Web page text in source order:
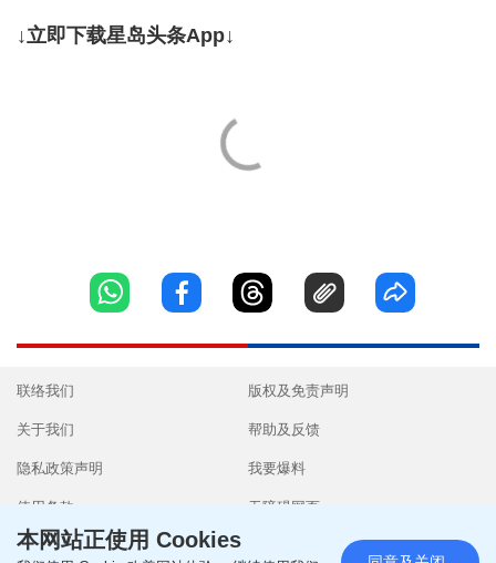
↓立即下载星岛头条App↓
联络我们
关于我们
隐私政策声明
使用条款
版权及免责声明
帮助及反馈
我要爆料
无障碍网页
本网站正使用 Cookies